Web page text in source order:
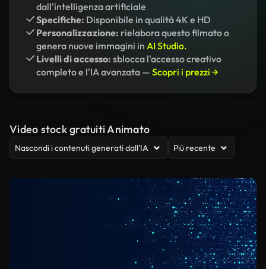
dall'intelligenza artificiale
Specifiche: Disponibile in qualità 4K e HD
Personalizzazione: rielabora questo filmato o
genera nuove immagini in AI Studio.
Livelli di accesso: sblocca l'accesso creativo
completo e l'IA avanzata — Scopri i prezzi →
Video stock gratuiti Animato
Nascondi i contenuti generati dall’IA Più recente